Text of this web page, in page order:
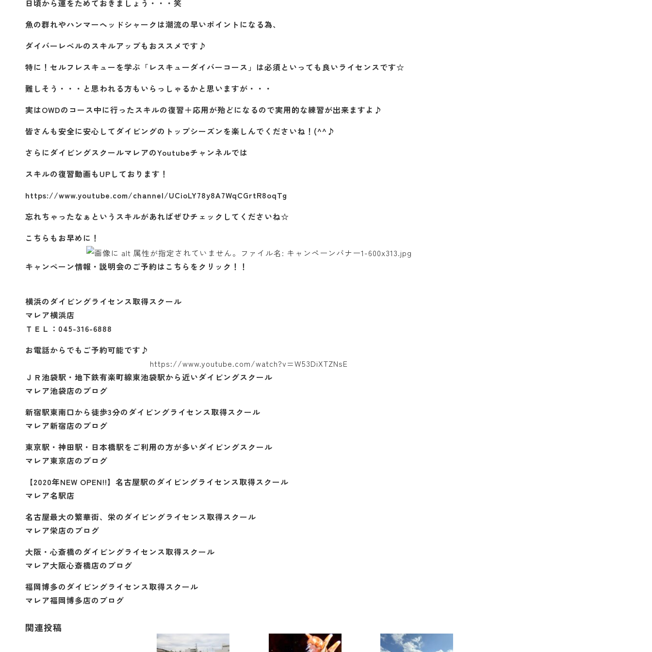
日頃から運をためておきましょう・・・笑
魚の群れやハンマーヘッドシャークは潮流の早いポイントになる為、
ダイバーレベルのスキルアップもおススメです♪
特に！セルフレスキューを学ぶ「レスキューダイバーコース」は必須といっても良いライセンスです☆
難しそう・・・と思われる方もいらっしゃるかと思いますが・・・
実はOWDのコース中に行ったスキルの復習＋応用が殆どになるので実用的な練習が出来ますよ♪
皆さんも安全に安心してダイビングのトップシーズンを楽しんでくださいね！(^^♪
さらにダイビングスクールマレアのYoutubeチャンネルでは
スキルの復習動画もUPしております！
https://www.youtube.com/channel/UCioLY78y8A7WqCGrtR8oqTg
忘れちゃったなぁというスキルがあればぜひチェックしてくださいね☆
こちらもお早めに！
キャンペーン情報・説明会のご予約はこちらをクリック！！
横浜のダイビングライセンス取得スクール
マレア横浜店
ＴＥＬ：045-316-6888
お電話からでもご予約可能です♪
https://www.youtube.com/watch?v=W53DiXTZNsE
ＪＲ池袋駅・地下鉄有楽町線東池袋駅から近いダイビングスクール
マレア池袋店のブログ
新宿駅東南口から徒歩3分のダイビングライセンス取得スクール
マレア新宿店のブログ
東京駅・神田駅・日本橋駅をご利用の方が多いダイビングスクール
マレア東京店のブログ
【2020年NEW OPEN!!】名古屋駅のダイビングライセンス取得スクール
マレア名駅店
名古屋最大の繁華街、栄のダイビングライセンス取得スクール
マレア栄店のブログ
大阪・心斎橋のダイビングライセンス取得スクール
マレア大阪心斎橋店のブログ
福岡博多のダイビングライセンス取得スクール
マレア福岡博多店のブログ
関連投稿